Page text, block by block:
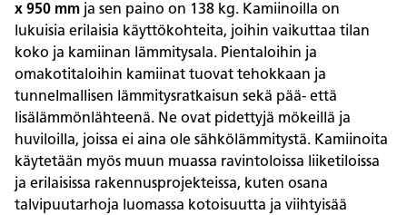
x 950 mm ja sen paino on 138 kg. Kamiinoilla on
lukuisia erilaisia käyttökohteita, joihin vaikuttaa tilan
koko ja kamiinan lämmitysala. Pientaloihin ja
omakotitaloihin kamiinat tuovat tehokkaan ja
tunnelmallisen lämmitysratkaisun sekä pää- että
lisälämmönlähteenä. Ne ovat pidettyjä mökeillä ja
huviloilla, joissa ei aina ole sähkölämmitystä. Kamiinoita
käytetään myös muun muassa ravintoloissa liiketiloissa
ja erilaisissa rakennusprojekteissa, kuten osana
talvipuutarhoja luomassa kotoisuutta ja viihtyisää